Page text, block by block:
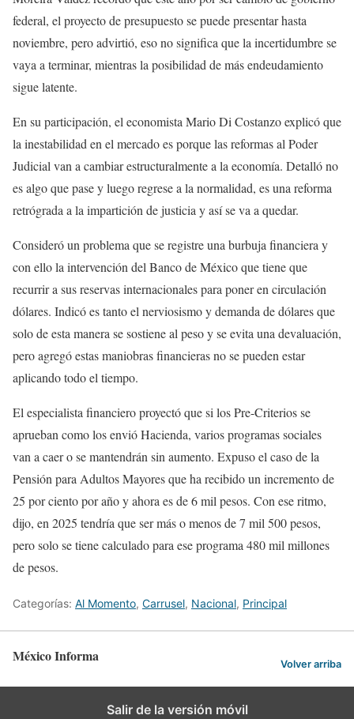
federal, el proyecto de presupuesto se puede presentar hasta
noviembre, pero advirtió, eso no significa que la incertidumbre se
vaya a terminar, mientras la posibilidad de más endeudamiento
sigue latente.
En su participación, el economista Mario Di Costanzo explicó que
la inestabilidad en el mercado es porque las reformas al Poder
Judicial van a cambiar estructuralmente a la economía. Detalló no
es algo que pase y luego regrese a la normalidad, es una reforma
retrógrada a la impartición de justicia y así se va a quedar.
Consideró un problema que se registre una burbuja financiera y
con ello la intervención del Banco de México que tiene que
recurrir a sus reservas internacionales para poner en circulación
dólares. Indicó es tanto el nerviosismo y demanda de dólares que
solo de esta manera se sostiene al peso y se evita una devaluación,
pero agregó estas maniobras financieras no se pueden estar
aplicando todo el tiempo.
El especialista financiero proyectó que si los Pre-Criterios se
aprueban como los envió Hacienda, varios programas sociales
van a caer o se mantendrán sin aumento. Expuso el caso de la
Pensión para Adultos Mayores que ha recibido un incremento de
25 por ciento por año y ahora es de 6 mil pesos. Con ese ritmo,
dijo, en 2025 tendría que ser más o menos de 7 mil 500 pesos,
pero solo se tiene calculado para ese programa 480 mil millones
de pesos.
Categorías: Al Momento, Carrusel, Nacional, Principal
México Informa Volver arriba
Salir de la versión móvil